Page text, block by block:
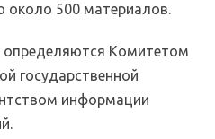
около 500 материалов.
Комитетом
государственной
информации